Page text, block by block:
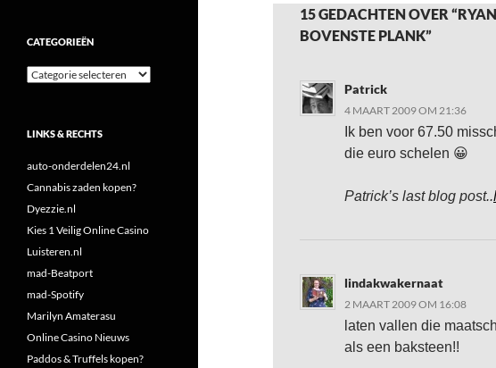
15 GEDACHTEN OVER
BOVENSTE PLANK”
Patrick
4 MAART 2009 OM 21:36
Ik ben voor 67.50
die euro schelen 😀
Patrick’s last blog post..
lindakwakernaat
2 MAART 2009 OM 16:08
laten vallen die
als een baksteen!!
CATEGORIEËN
Categorieën
LINKS & RECHTS
auto-onderdelen24.nl
Cannabis zaden kopen?
Dyezzie.nl
Kies 1 Veilig Online Casino
Luisteren.nl
mad-Beatport
mad-Spotify
Marilyn Amaterasu
Online Casino Nieuws
Paddos & Truffels kopen?